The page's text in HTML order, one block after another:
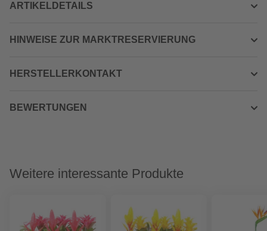
ARTIKELDETAILS
HINWEISE ZUR MARKTRESERVIERUNG
HERSTELLERKONTAKT
BEWERTUNGEN
Weitere interessante Produkte